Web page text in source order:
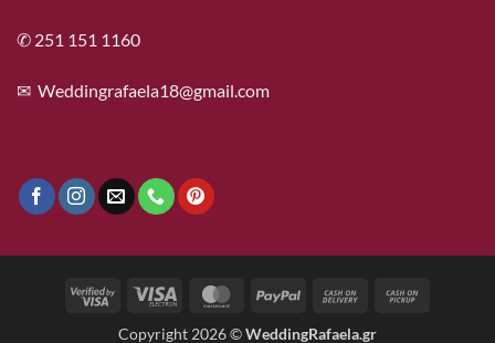
✆ 251 151 1160
✉ Weddingrafaela18@gmail.com
Visa
Visa
MasterCardPayPal
Cash
Copyright 2026 ©WeddingRafaela.gr